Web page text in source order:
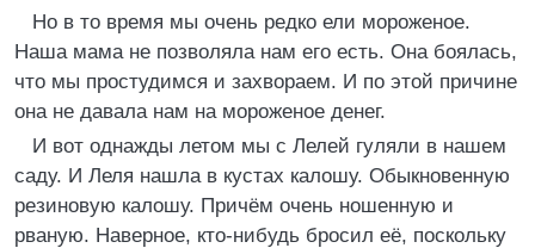
Но в то время мы очень редко ели мороженое.
Наша мама не позволяла нам его есть. Она боялась,
что мы простудимся и захвораем. И по этой причине
она не давала нам на мороженое денег.
И вот однажды летом мы с Лелей гуляли в нашем
саду. И Леля нашла в кустах калошу. Обыкновенную
резиновую калошу. Причём очень ношенную и
рваную. Наверное, кто-нибудь бросил её, поскольку